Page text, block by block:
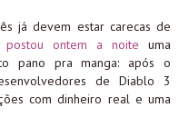
já devem estar carecas de
postou ontem a noite uma
pano pra manga: após o
de Diablo 3
com dinheiro real e uma